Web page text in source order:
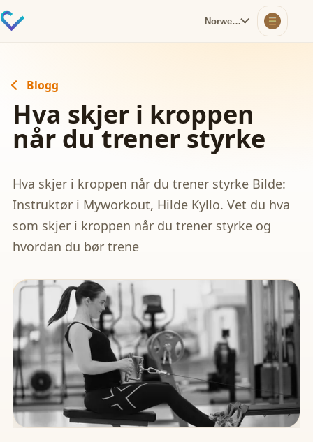
Norwegian
Blogg
Hva skjer i kroppen
når du trener styrke
Hva skjer i kroppen når du trener styrke Bilde:
Instruktør i Myworkout, Hilde Kyllo. Vet du hva
som skjer i kroppen når du trener styrke og
hvordan du bør trene